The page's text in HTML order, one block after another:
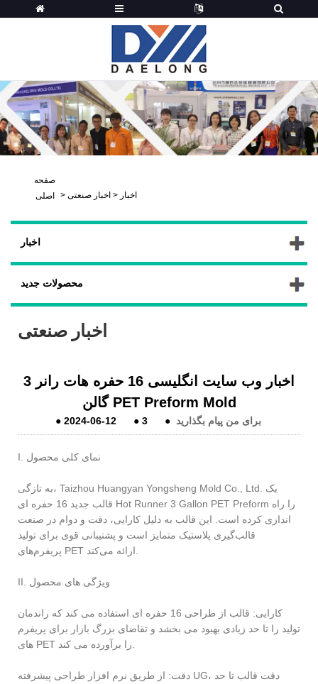
صفحه
اصلی
> اخبار > اخبار صنعتی
اخبار
محصولات جدید
اخبار صنعتی
اخبار وب سایت انگلیسی 16 حفره هات رانر 3
گالن PET Preform Mold
●2024-06-12 ●3 ● برای من پیام بگذارید
I. نمای کلی محصول
به تازگی، Taizhou Huangyan Yongsheng Mold Co., Ltd. یک
قالب جدید 16 حفره ای Hot Runner 3 Gallon PET Preform را راه
اندازی کرده است. این قالب به دلیل کارایی، دقت و دوام در صنعت
قالب‌گیری پلاستیک متمایز است و پشتیبانی قوی برای تولید
II. ویژگی های محصول
کارایی: قالب از طراحی 16 حفره ای استفاده می کند که راندمان
تولید را تا حد زیادی بهبود می بخشد و تقاضای بزرگ بازار برای پریفرم
دقت: از طریق نرم افزار طراحی پیشرفته UG، دقت قالب تا حد